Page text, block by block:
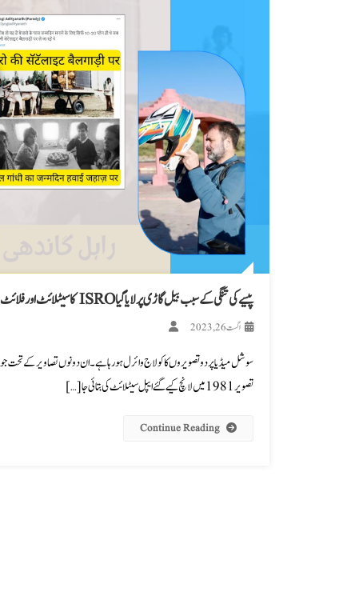
پیسے کی تنگی کے سبب بیل گاڑی پر لایا گیا ISRO کا سیٹلائٹ اور فلائٹ میں گاندھی خاندان مناتا ہوا راہل کا برتھ ڈے؟ پڑھیں، فیکٹ چیک
اگست 26, 2023
تصویر 1981 میں لانچ کیے گئے ایپل سیٹلائٹ کی بتائی جا […]
Continue Reading